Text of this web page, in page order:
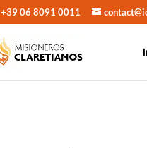
+39 06 8091 0011